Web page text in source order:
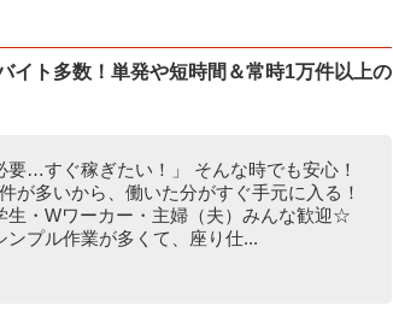
イト多数！単発や短時間＆常時1万件以上の
要…すぐ稼ぎたい！」 そんな時でも安心！
が多いから、働いた分がすぐ手元に入る！
生・Wワーカー・主婦（夫）みんな歓迎☆
ンプル作業が多くて、座り仕...